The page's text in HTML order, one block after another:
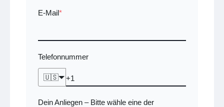
E-Mail*
Telefonnummer
🇺🇸
Dein Anliegen –Bitte wähle eine der